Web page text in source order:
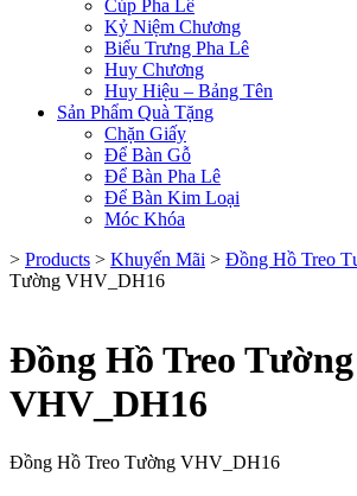
Cúp Pha Lê
Kỷ Niệm Chương
Biểu Trưng Pha Lê
Huy Chương
Huy Hiệu – Bảng Tên
Sản Phẩm Quà Tặng
Chặn Giấy
Để Bàn Gỗ
Để Bàn Pha Lê
Để Bàn Kim Loại
Móc Khóa
> Products > Khuyến Mãi > Đồng Hồ Treo
Tường VHV_DH16
Đồng Hồ Treo Tường
VHV_DH16
Đồng Hồ Treo Tường VHV_DH16